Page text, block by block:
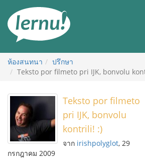
สารบัญ
ห้องสนทนา
ปรึกษา
Teksto por filmeto pri IJK, bonvolu
Teksto por filmeto
pri IJK, bonvolu
kontrili! :)
จาก irishpolyglot, 29
กรกฎาคม 2009